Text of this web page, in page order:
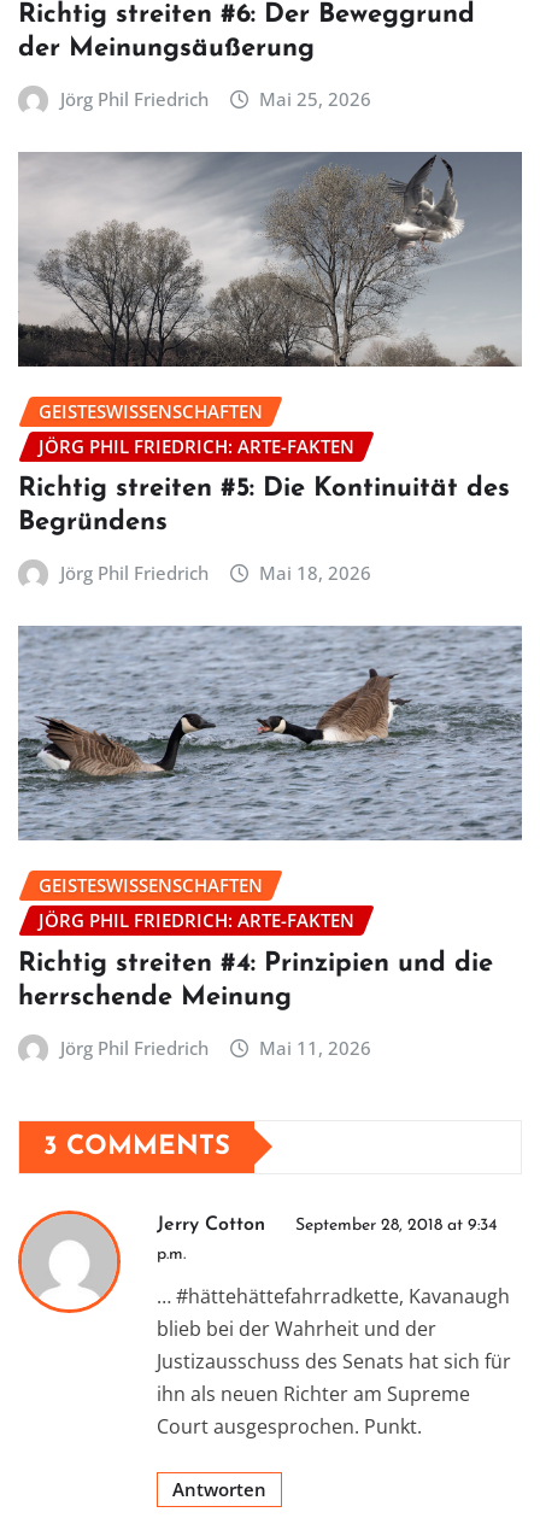
Richtig streiten #6: Der Beweggrund
der Meinungsäußerung
Jörg Phil Friedrich Mai 25, 2026
GEISTESWISSENSCHAFTEN
JÖRG PHIL FRIEDRICH: ARTE-FAKTEN
Richtig streiten #5: Die Kontinuität des
Begründens
Jörg Phil Friedrich Mai 18, 2026
GEISTESWISSENSCHAFTEN
JÖRG PHIL FRIEDRICH: ARTE-FAKTEN
Richtig streiten #4: Prinzipien und die
herrschende Meinung
Jörg Phil Friedrich Mai 11, 2026
3 COMMENTS
Jerry Cotton
September 28, 2018 at 9:34
p.m.
… #hättehättefahrradkette, Kavanaugh
blieb bei der Wahrheit und der
Justizausschuss des Senats hat sich für
ihn als neuen Richter am Supreme
Court ausgesprochen. Punkt.
Antworten